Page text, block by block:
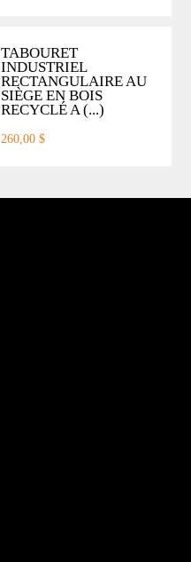
TABOURET
INDUSTRIEL
RECTANGULAIRE AU
SIÈGE EN BOIS
RECYCLÉ A (...)
260,00 $